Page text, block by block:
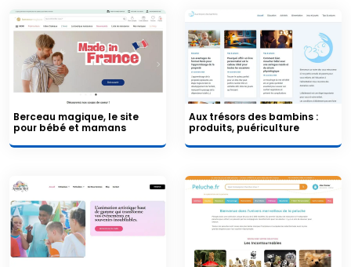
Berceau magique, le site
pour bébé et mamans
Aux trésors des bambins :
produits, puériculture